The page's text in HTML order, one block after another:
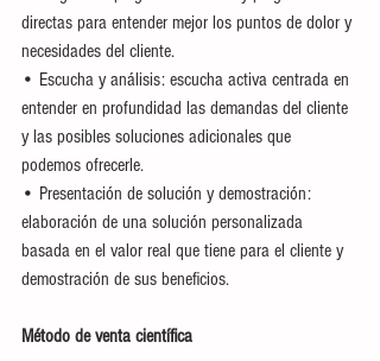
directas para entender mejor los puntos de dolor y
necesidades del cliente.
• Escucha y análisis: escucha activa centrada en
entender en profundidad las demandas del cliente
y las posibles soluciones adicionales que
podemos ofrecerle.
• Presentación de solución y demostración:
elaboración de una solución personalizada
basada en el valor real que tiene para el cliente y
demostración de sus beneficios.
Método de venta científica